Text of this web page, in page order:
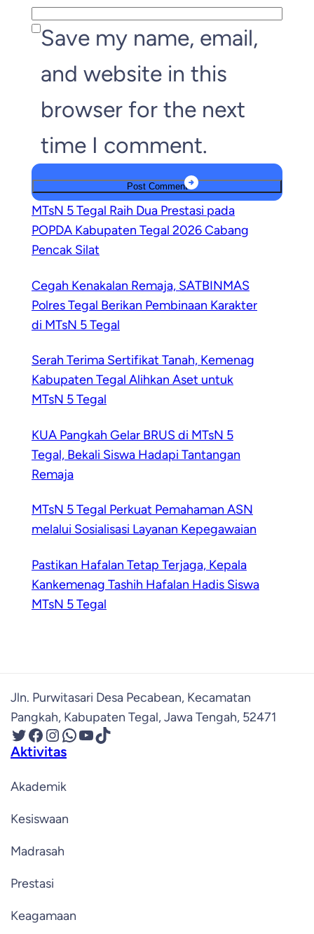
Save my name, email,
and website in this
browser for the next
time I comment.
MTsN 5 Tegal Raih Dua Prestasi pada
POPDA Kabupaten Tegal 2026 Cabang
Pencak Silat
Cegah Kenakalan Remaja, SATBINMAS
Polres Tegal Berikan Pembinaan Karakter
di MTsN 5 Tegal
Serah Terima Sertifikat Tanah, Kemenag
Kabupaten Tegal Alihkan Aset untuk
MTsN 5 Tegal
KUA Pangkah Gelar BRUS di MTsN 5
Tegal, Bekali Siswa Hadapi Tantangan
Remaja
MTsN 5 Tegal Perkuat Pemahaman ASN
melalui Sosialisasi Layanan Kepegawaian
Pastikan Hafalan Tetap Terjaga, Kepala
Kankemenag Tashih Hafalan Hadis Siswa
MTsN 5 Tegal
Jln. Purwitasari Desa Pecabean, Kecamatan
Pangkah, Kabupaten Tegal, Jawa Tengah, 52471
Twitter Facebook InstagramWhatsApp YouTube TikTok
Aktivitas
Akademik
Kesiswaan
Madrasah
Prestasi
Keagamaan